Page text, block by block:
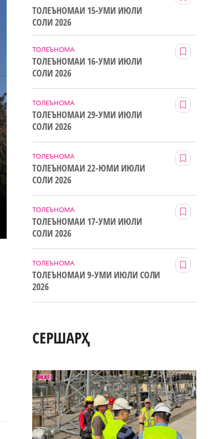
ТОЛЕЪНОМАИ 15-УМИ ИЮЛИ
СОЛИ 2026
ТОЛЕЪНОМА
ТОЛЕЪНОМАИ 16-УМИ ИЮЛИ
СОЛИ 2026
ТОЛЕЪНОМА
ТОЛЕЪНОМАИ 29-УМИ ИЮЛИ
СОЛИ 2026
ТОЛЕЪНОМА
ТОЛЕЪНОМАИ 22-ЮМИ ИЮЛИ
СОЛИ 2026
ТОЛЕЪНОМА
ТОЛЕЪНОМАИ 17-УМИ ИЮЛИ
СОЛИ 2026
ТОЛЕЪНОМА
ТОЛЕЪНОМАИ 9-УМИ ИЮЛИ СОЛИ
2026
СЕРШАРҲ